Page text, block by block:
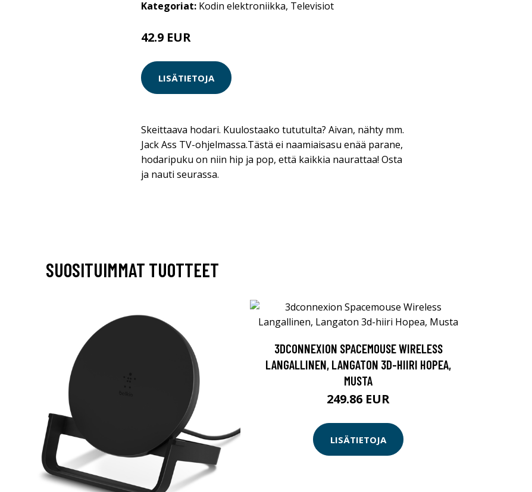
Kategoriat: Kodin elektroniikka, Televisiot
42.9 EUR
LISÄTIETOJA
Skeittaava hodari. Kuulostaako tututulta? Aivan, nähty mm.
Jack Ass TV-ohjelmassa.Tästä ei naamiaisasu enää parane,
hodaripuku on niin hip ja pop, että kaikkia naurattaa! Osta
ja nauti seurassa.
SUOSITUIMMAT TUOTTEET
3DCONNEXION SPACEMOUSE WIRELESS
LANGALLINEN, LANGATON 3D-HIIRI HOPEA,
MUSTA
249.86 EUR
LISÄTIETOJA